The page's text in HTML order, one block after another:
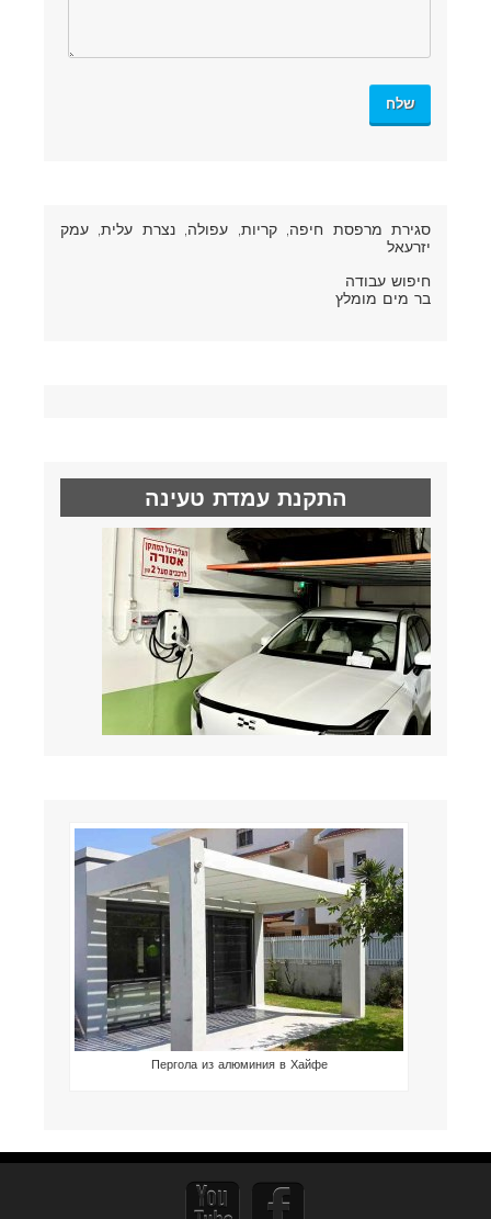
סגירת מרפסת חיפה, קריות, עפולה, נצרת עלית, עמק
יזרעאל
חיפוש עבודה
בר מים מומלץ
התקנת עמדת טעינה
Пергола из алюминия в Хайфе